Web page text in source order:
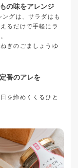
の味をアレンジ
グは、サラダはも
るだけで手軽にラ
ぎのごましょうゆ
番のアレを
を締めくくるひと